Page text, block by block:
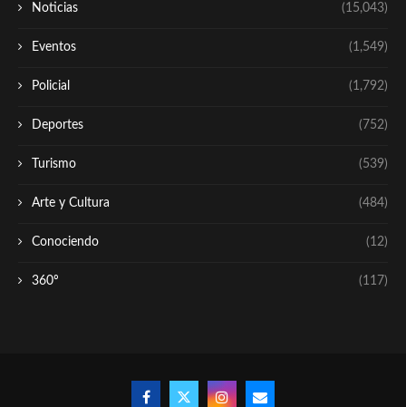
Noticias (15,043)
Eventos (1,549)
Policial (1,792)
Deportes (752)
Turismo (539)
Arte y Cultura (484)
Conociendo (12)
360º (117)